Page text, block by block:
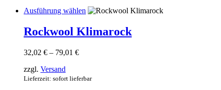
Ausführung wählen Dieses
weist
mehrere
können
Rockwool Klimarock
32,02 € – 79,01 €Preisspanne:
79,01 €
zzgl. Versand
Lieferzeit: sofort lieferbar